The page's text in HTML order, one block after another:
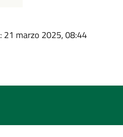
: 21 marzo 2025, 08:44